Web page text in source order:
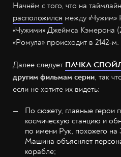
Начнём с того, что на
расположился между «Чужим»
«Чужими» Джеймса Кэмерона
«Ромула» происходит в 2142-м.
Далее следует ПАЧКА
другим фильмам серии, так
если не хотите их видеть:
По сюжету, главные
космическую станцию и
по имени Рук, похожего
Машина объясняет
корабле;